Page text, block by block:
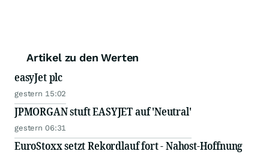
Artikel zu den Werten
easyJet plc
gestern 15:02
JPMORGAN stuft EASYJET auf 'Neutral'
gestern 06:31
EuroStoxx setzt Rekordlauf fort - Nahost-Hoffnung